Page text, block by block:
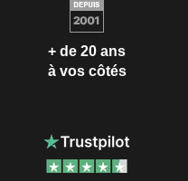
+ de 20 ans
à vos côtés